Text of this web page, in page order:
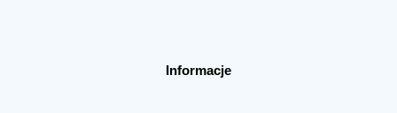
Informacje